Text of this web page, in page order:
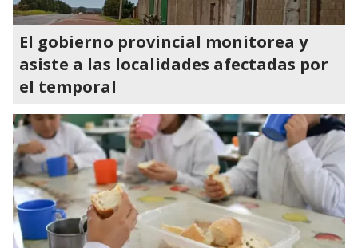
El gobierno provincial monitorea y
asiste a las localidades afectadas por
el temporal